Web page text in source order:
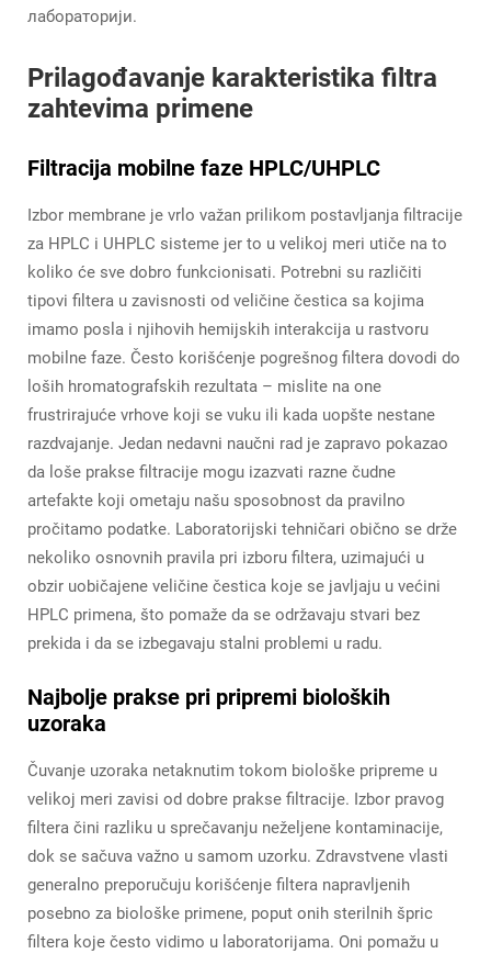
лабораторији.
Prilagođavanje karakteristika filtra
zahtevima primene
Filtracija mobilne faze HPLC/UHPLC
Izbor membrane je vrlo važan prilikom postavljanja filtracije
za HPLC i UHPLC sisteme jer to u velikoj meri utiče na to
koliko će sve dobro funkcionisati. Potrebni su različiti
tipovi filtera u zavisnosti od veličine čestica sa kojima
imamo posla i njihovih hemijskih interakcija u rastvoru
mobilne faze. Često korišćenje pogrešnog filtera dovodi do
loših hromatografskih rezultata – mislite na one
frustrirajuće vrhove koji se vuku ili kada uopšte nestane
razdvajanje. Jedan nedavni naučni rad je zapravo pokazao
da loše prakse filtracije mogu izazvati razne čudne
artefakte koji ometaju našu sposobnost da pravilno
pročitamo podatke. Laboratorijski tehničari obično se drže
nekoliko osnovnih pravila pri izboru filtera, uzimajući u
obzir uobičajene veličine čestica koje se javljaju u većini
HPLC primena, što pomaže da se održavaju stvari bez
prekida i da se izbegavaju stalni problemi u radu.
Najbolje prakse pri pripremi bioloških
uzoraka
Čuvanje uzoraka netaknutim tokom biološke pripreme u
velikoj meri zavisi od dobre prakse filtracije. Izbor pravog
filtera čini razliku u sprečavanju neželjene kontaminacije,
dok se sačuva važno u samom uzorku. Zdravstvene vlasti
generalno preporučuju korišćenje filtera napravljenih
posebno za biološke primene, poput onih sterilnih špric
filtera koje često vidimo u laboratorijama. Oni pomažu u